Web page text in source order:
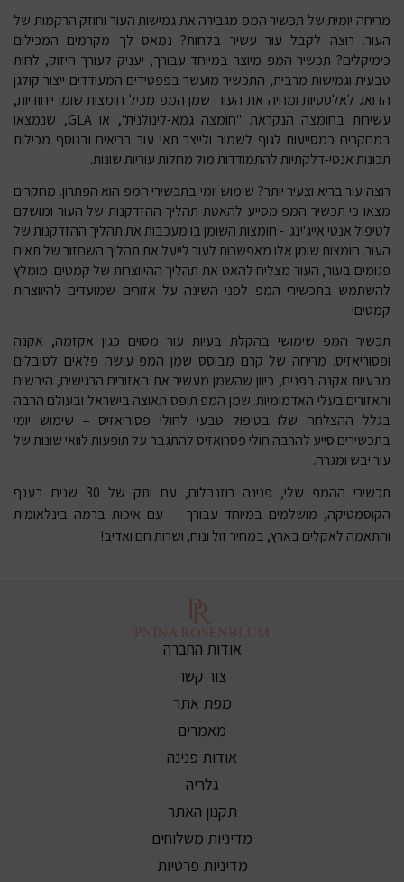
מריחה יומית של תכשיר המפ מגבירה את גמישות העור וחוזק הרקמות של
העור. רוצה לקבל עור עשיר בלחות? נמאס לך מקרמים המכילים
כימיקלים? תכשיר המפ מיוצר במיוחד עבורך, יעניק לעורך חיזוק, לחות
טבעית וגמישות מרבית, התכשיר מועשר בפפטידים המעודדים ייצור קולגן
הדואג לאלסטיות ומחיה את העור. שמן המפ מכיל חומצות שומן ייחודיות,
עשירות בחומצה הנקראת "חומצה גמא-לינולנית", אוGLA, שנמצאו
במחקרים כמסייעות לגוף לשמור ולייצר תאי עור בריאים ובנוסף מכילות
תכונות אנטי-דלקתיות להתמודדות מול מחלות עוריות שונות.
רוצה עור בריא וצעיר יותר? שימוש יומי בתכשירי המפ הוא הפתרון. מחקרים
מצאו כי תכשיר המפ מסייע להאטת תהליך ההזדקנות של העור ומושלם
לטיפול אנטי אייג'ינג - חומצות השומן בו מעכבות את תהליך ההזדקנות של
העור. חומצות שומן אלו מאפשרות לעור לייעל את תהליך השחזור של תאים
פגומים בעור, העור מצליח להאט את תהליך ההיווצרות של קמטים. מומלץ
להשתמש בתכשירי המפ לפני השינה על אזורים שמועדים להיווצרות
קמטים!
תכשיר המפ שימושי בהקלת בעיות עור מסוים כגון אקזמה, אקנה
ופסוריאזיס. מריחה של קרם מבוסס שמן המפ עושה פלאים לסובלים
מבעיות אקנה בפנים, כיוון שהשמן מעשיר את האזורים הרגישים, היבשים
והאזורים בעלי האדמומיות. שמן המפ תופס תאוצה בישראל ובעולם הרבה
בגלל ההצלחה שלו בטיפול טבעי לחולי פסוריאזיס – שימוש יומי
בתכשירים סייע להרבה חולי פסרואזיס להתגבר על תופעות לוואי שונות של
עור יבש ומגרה.
תכשירי ההמפ שלי, פנינה רוזנבלום
, עם ותק של 30 שנים בענף
הקוסמטיקה, מושלמים במיוחד עבורך - עם איכות ברמה בינלאומית
והתאמה לאקלים בארץ, במחיר זול ונוח, ושרות חם ואדיב!
אודות החברה
צור קשר
מפת אתר
מאמרים
אודות פנינה
גלריה
תקנון האתר
מדיניות משלוחים
מדיניות פרטיות